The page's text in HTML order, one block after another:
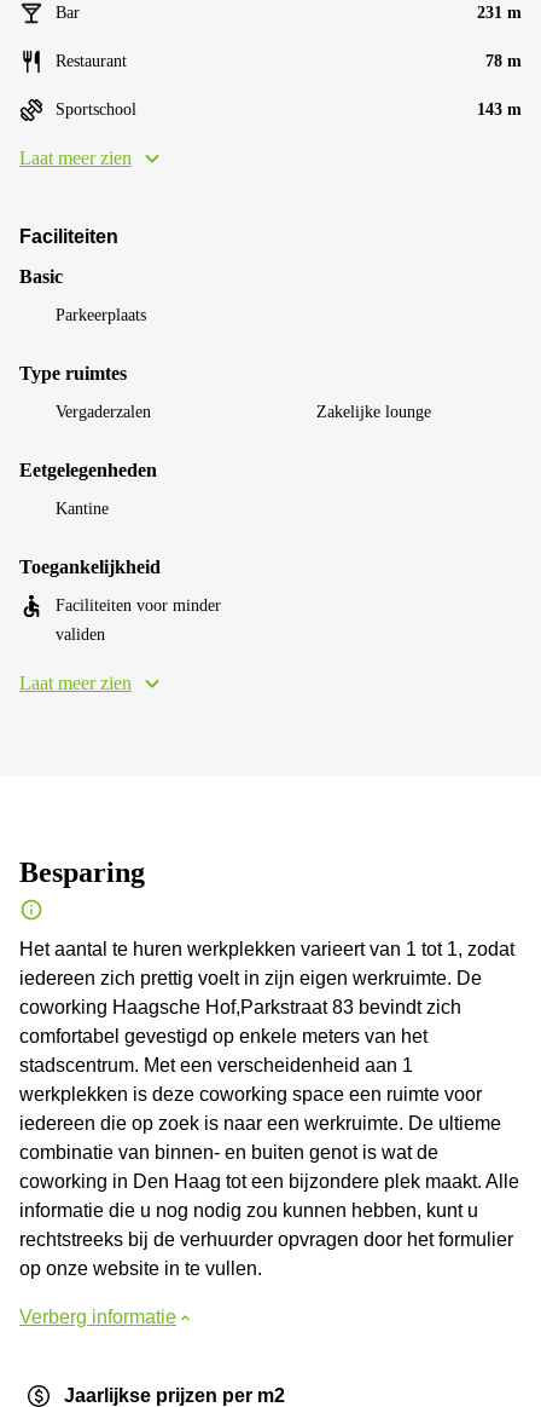
Bar 231 m
Restaurant 78 m
Sportschool 143 m
Laat meer zien
Faciliteiten
Basic
Parkeerplaats
Type ruimtes
Vergaderzalen Zakelijke lounge
Eetgelegenheden
Kantine
Toegankelijkheid
Faciliteiten voor minder
validen
Laat meer zien
Besparing
Het aantal te huren werkplekken varieert van 1 tot 1, zodat
iedereen zich prettig voelt in zijn eigen werkruimte. De
coworking Haagsche Hof,Parkstraat 83 bevindt zich
comfortabel gevestigd op enkele meters van het
stadscentrum. Met een verscheidenheid aan 1
werkplekken is deze coworking space een ruimte voor
iedereen die op zoek is naar een werkruimte. De ultieme
combinatie van binnen- en buiten genot is wat de
coworking in Den Haag tot een bijzondere plek maakt. Alle
informatie die u nog nodig zou kunnen hebben, kunt u
rechtstreeks bij de verhuurder opvragen door het formulier
op onze website in te vullen.
Verberg informatie
Jaarlijkse prijzen per m2